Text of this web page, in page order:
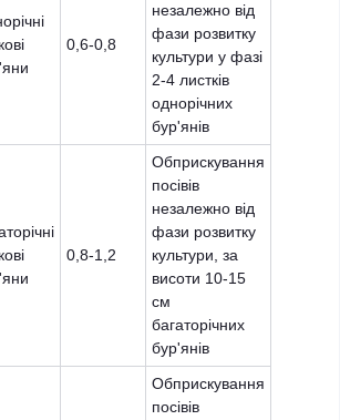
0,6-0,8
незалежно від
фази розвитку
культури у фазі
2-4 листків
однорічних
бур'янів
0,8-1,2
Обприскування
посівів
незалежно від
фази розвитку
культури, за
висоти 10-15
см
багаторічних
бур'янів
Обприскування
посівів